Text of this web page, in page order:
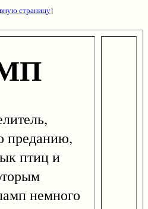
страницу]
преданию,
птиц и
немного